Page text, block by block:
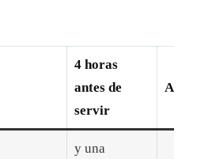
4 horas
antes de
servir
y una